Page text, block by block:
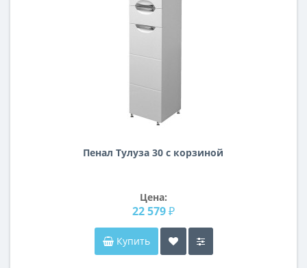
Пенал Тулуза 30 с корзиной
Цена:
22 579 ₽
Купить